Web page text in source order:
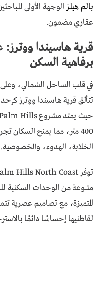
بالم هيلز الوجهة الأولى
عقاري مضمون.
قرية هاسيندا ووترز:
برفاهية السكن
تتألق قرية هاسيندا ووترز
400 متر، مما يمنح السكان
الخلابة، الهدوء، والخصوصية.
متنوعة من الوحدات السكنية
المتميزة، مع تصاميم عصرية
لقاطنيها إحساسًا دائمًا